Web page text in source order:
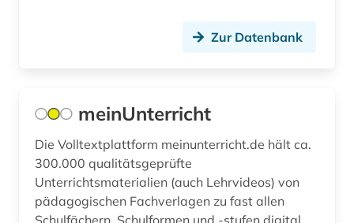
archäologie (11)
arisierung (1)
Rumänien (7)
Russland, Sowjetunion (15)
Saarland (3)
Sachsen (10)
Sachsen-Anhalt (5)
Zur Datenbank
meinUnterricht
Die Volltextplattform meinunterricht.de hält ca.
300.000 qualitätsgeprüfte
Unterrichtsmaterialien (auch Lehrvideos) von
pädagogischen Fachverlagen zu fast allen